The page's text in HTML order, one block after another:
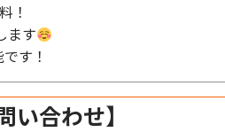
！
ます
す！
い合わせ】